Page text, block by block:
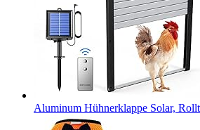
Aluminum Hühnerklappe Solar,